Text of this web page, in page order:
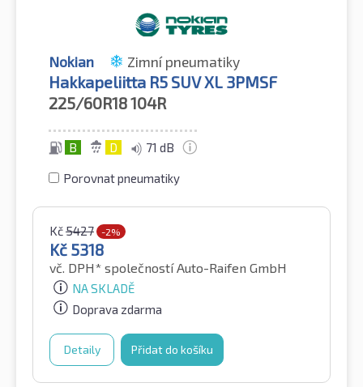
Nokian Zimní pneumatiky
Hakkapeliitta R5 SUV XL 3PMSF
225/60R18104R
B D 71 dB
Porovnat pneumatiky
Kč5427 -2%
Kč 5318
vč. DPH* společností Auto-Raifen GmbH
NA SKLADĚ
Doprava zdarma
Detaily Přidat do košíku